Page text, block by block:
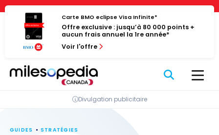
Panneau de gestion des cookies
Passer
contenu
Carte BMO eclipse Visa Infinite*
Offre exclusive : jusqu’à 80 000 points +
aucun frais annuel la 1re année*
Voir l'offre
Divulgation publicitaire
GUIDES STRATÉGIES